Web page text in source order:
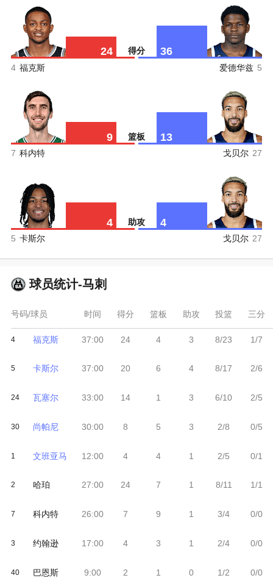
24
4 福克斯
得分 36
爱德华兹 5
9
7 科内特
篮板 13
戈贝尔 27
4
5 卡斯尔
助攻 4
戈贝尔 27
球员统计-马刺
号码/球员
4 福克斯
5 卡斯尔
24 瓦塞尔
30 尚帕尼
1 文班亚马
2 哈珀
7 科内特
3 约翰逊
40 巴恩斯
时间
37:00
37:00
33:00
30:00
12:00
27:00
26:00
17:00
9:00
得分
24
20
14
8
4
24
7
4
2
篮板
4
6
1
5
4
7
9
3
1
助攻
3
4
3
3
1
1
1
1
0
投篮
8/23
8/17
6/10
2/8
2/5
8/11
3/4
2/4
1/2
三分
1/7
2/6
2/5
0/5
0/1
1/1
0/0
0/0
0/0